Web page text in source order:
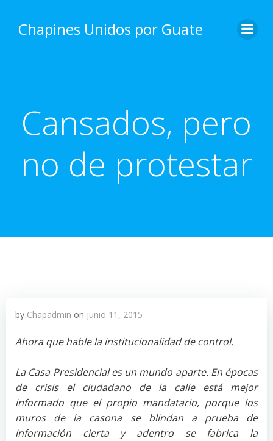
content
Chapines Unidos por Guate
Cansados, pero
no de protestar
by Chapadmin on junio 11, 2015
Ahora que hable la institucionalidad de control.
La Casa Presidencial es un mundo aparte. En épocas
de crisis el ciudadano de la calle está mejor
informado que el propio mandatario, porque los
muros de la casona se blindan a prueba de
información cierta y adentro se fabrica la